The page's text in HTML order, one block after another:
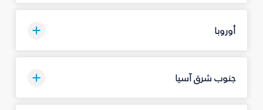
أوروبا
جنوب شرق آسيا